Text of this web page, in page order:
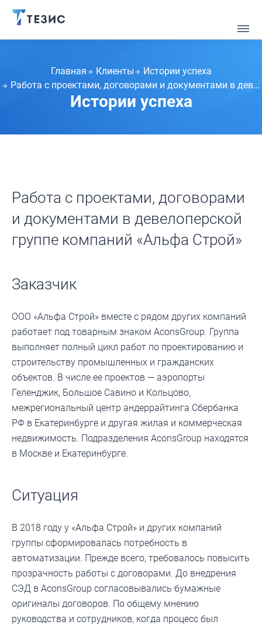
Главная Клиенты
Истории успеха
Работа с проектами, договорами и документами в девелоперской группе компаний «Альфа Строй»
Истории успеха
Работа с проектами, договорами
и документами в девелоперской
группе компаний «Альфа Строй»
Заказчик
ООО «Альфа Строй» вместе с рядом других компаний
работает под товарным знаком AconsGroup. Группа
выполняет полный цикл работ по проектированию и
строительству промышленных и гражданских
объектов. В числе ее проектов — аэропорты
Геленджик, Большое Савино и Кольцово,
межрегиональный центр андеррайтинга Сбербанка
РФ в Екатеринбурге и другая жилая и коммерческая
недвижимость. Подразделения AconsGroup находятся
в Москве и Екатеринбурге.
Ситуация
В 2018 году у «Альфа Строй» и других компаний
группы сформировалась потребность в
автоматизации. Прежде всего, требовалось повысить
прозрачность работы с договорами. До внедрения
СЭД в AconsGroup согласовывались бумажные
оригиналы договоров. По общему мнению
руководства и сотрудников, когда процесс был